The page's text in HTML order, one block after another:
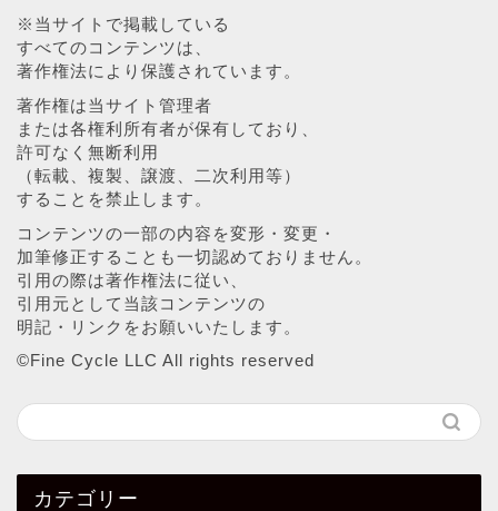
※当サイトで掲載している
すべてのコンテンツは、
著作権法により保護されています。
著作権は当サイト管理者
または各権利所有者が保有しており、
許可なく無断利用
（転載、複製、譲渡、二次利用等）
することを禁止します。
コンテンツの一部の内容を変形・変更・
加筆修正することも一切認めておりません。
引用の際は著作権法に従い、
引用元として当該コンテンツの
明記・リンクをお願いいたします。
©︎Fine Cycle LLC All rights reserved
カテゴリー